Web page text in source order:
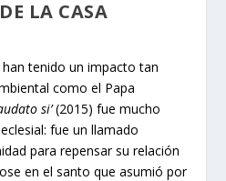
LA CASA
tenido un impacto tan
como el Papa
si’(2015) fue mucho
fue un llamado
para repensar su relación
en el santo que asumió por